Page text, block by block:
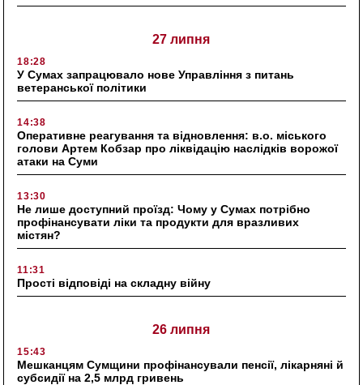
27 липня
18:28
У Сумах запрацювало нове Управління з питань
ветеранської політики
14:38
Оперативне реагування та відновлення: в.о. міського
голови Артем Кобзар про ліквідацію наслідків ворожої
атаки на Суми
13:30
Не лише доступний проїзд: Чому у Сумах потрібно
профінансувати ліки та продукти для вразливих
містян?
11:31
Прості відповіді на складну війну
26 липня
15:43
Мешканцям Сумщини профінансували пенсії, лікарняні й
субсидії на 2,5 млрд гривень